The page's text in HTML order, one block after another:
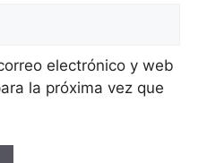
electrónico y web
la próxima vez que